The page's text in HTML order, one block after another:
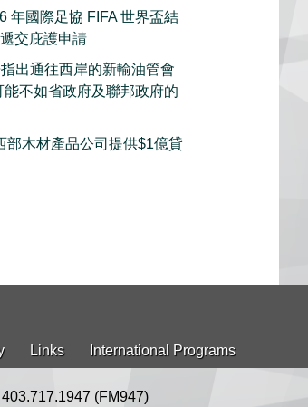
年國際足協 FIFA 世界盃結
交庇護申請
出通往西岸的新輸油管會
不如省政府及聯邦政府的
部木材產品公司提供$1億貸
Links International Programs
(FM947)